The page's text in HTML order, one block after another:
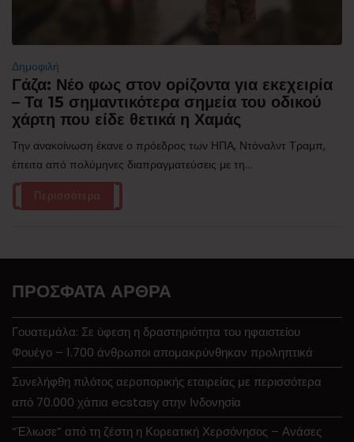
Δημοφιλή
Γάζα: Νέο φως στον ορίζοντα για εκεχειρία
– Τα 15 σημαντικότερα σημεία του οδικού
χάρτη που είδε θετικά η Χαμάς
Την ανακοίνωση έκανε ο πρόεδρος των ΗΠΑ, Ντόναλντ Τραμπ,
έπειτα από πολύμηνες διαπραγματεύσεις με τη...
Περισσότερα
ΠΡΌΣΦΑΤΑ ΆΡΘΡΑ
Γουατεμάλα: Σε ύφεση η δραστηριότητα του ηφαιστείου
Φουέγο – 1.700 άνθρωποι απομακρύνθηκαν προληπτικά
Συνελήφθη πιλότος αεροπορικής εταιρείας με περισσότερα
από 70.000 χάπια ecstasy στην Ινδονησία
“Έλιωσε” από τη ζέστη η Κορεατική Χερσόνησος – Ανάσες